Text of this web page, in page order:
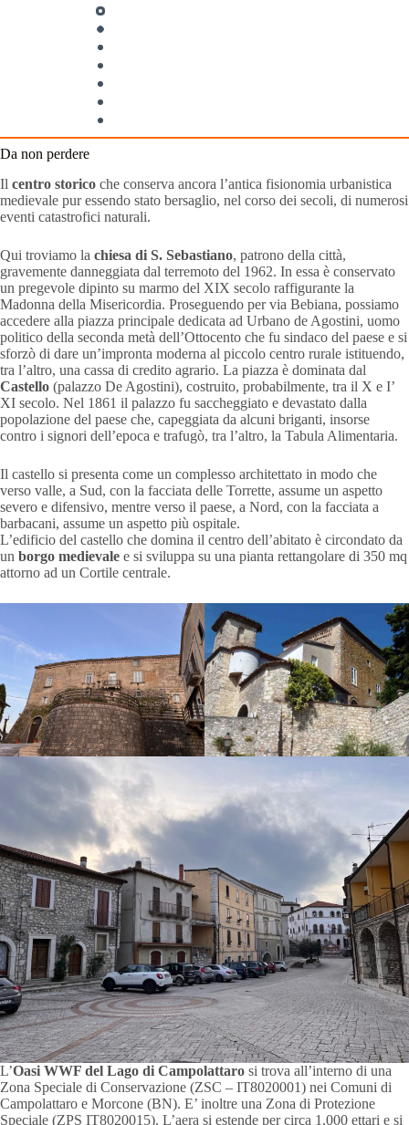
Da non perdere
Il centro storico che conserva ancora l’antica fisionomia urbanistica
medievale pur essendo stato bersaglio, nel corso dei secoli, di numerosi
eventi catastrofici naturali.
Qui troviamo la chiesa di S. Sebastiano, patrono della città,
gravemente danneggiata dal terremoto del 1962. In essa è conservato
un pregevole dipinto su marmo del XIX secolo raffigurante la
Madonna della Misericordia. Proseguendo per via Bebiana, possiamo
accedere alla piazza principale dedicata ad Urbano de Agostini, uomo
politico della seconda metà dell’Ottocento che fu sindaco del paese e si
sforzò di dare un’impronta moderna al piccolo centro rurale istituendo,
tra l’altro, una cassa di credito agrario. La piazza è dominata dal
Castello (palazzo De Agostini), costruito, probabilmente, tra il X e I’
XI secolo. Nel 1861 il palazzo fu saccheggiato e devastato dalla
popolazione del paese che, capeggiata da alcuni briganti, insorse
contro i signori dell’epoca e trafugò, tra l’altro, la Tabula Alimentaria.
Il castello si presenta come un complesso architettato in modo che
verso valle, a Sud, con la facciata delle Torrette, assume un aspetto
severo e difensivo, mentre verso il paese, a Nord, con la facciata a
barbacani, assume un aspetto più ospitale.
L’edificio del castello che domina il centro dell’abitato è circondato da
un borgo medievale e si sviluppa su una pianta rettangolare di 350 mq
attorno ad un Cortile centrale.
L’Oasi WWF del Lago di Campolattaro si trova all’interno di una
Zona Speciale di Conservazione (ZSC – IT8020001) nei Comuni di
Campolattaro e Morcone (BN). E’ inoltre una Zona di Protezione
Speciale (ZPS IT8020015). L’aera si estende per circa 1.000 ettari e si